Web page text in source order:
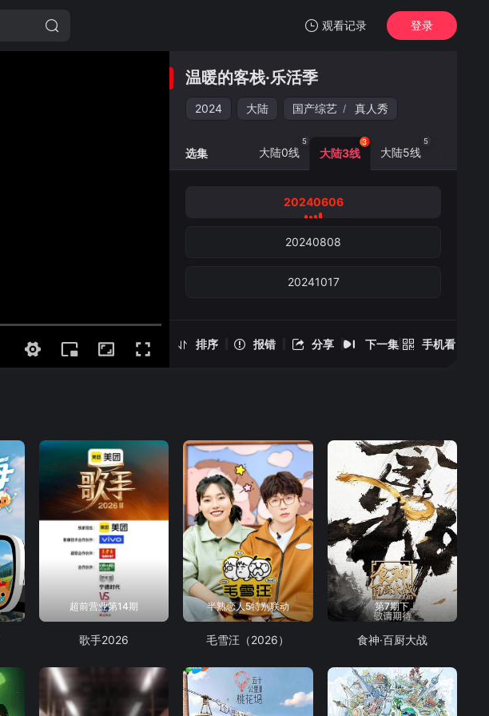
观看记录
我的观影记录
20240606
温暖的客栈·乐活季
登录
温暖的客栈·乐活季
2024 大陆 国产综艺 / 真人秀
排序 报错 分享 下一集 手机看
温暖的客栈·乐活季 -20240606
选集 大陆0线
5
大陆3线
3
大陆5线
5
20240606
20240808
20241017
超前营业第14期
歌手2026
半熟恋人5特别联动
毛雪汪（2026）
第7期下
食神·百厨大战